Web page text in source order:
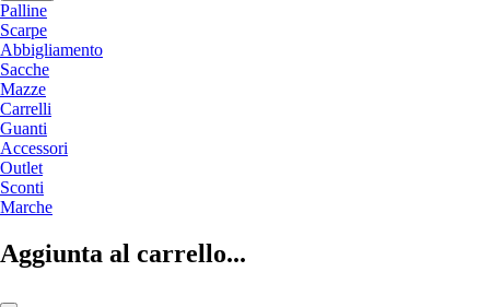
Palline
Scarpe
Abbigliamento
Sacche
Mazze
Carrelli
Guanti
Accessori
Outlet
Sconti
Marche
Aggiunta al carrello...